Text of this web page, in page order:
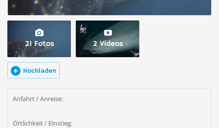
21 Fotos 2 Videos
Hochladen
Anfahrt / Anreise:
Örtlichkeit / Einstieg: